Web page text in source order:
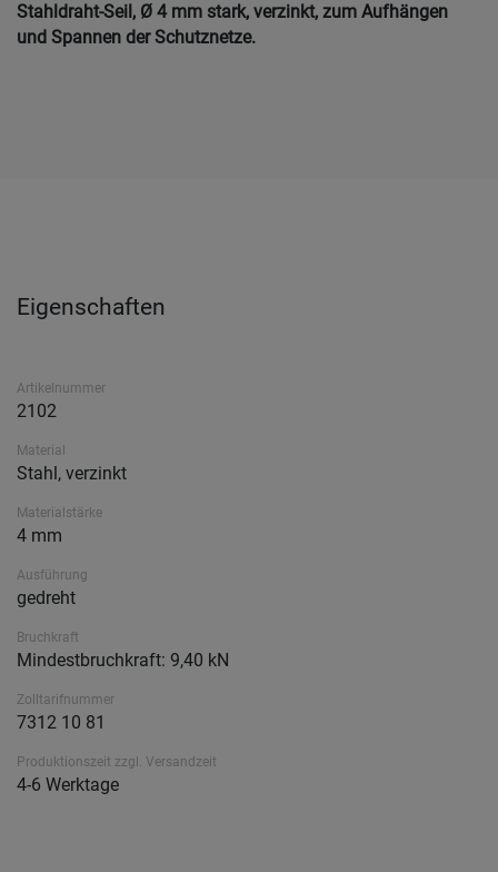
Stahldraht-Seil, Ø 4 mm stark, verzinkt, zum Aufhängen
und Spannen der Schutznetze.
Eigenschaften
Artikelnummer
2102
Material
Stahl, verzinkt
Materialstärke
4 mm
Ausführung
gedreht
Bruchkraft
Mindestbruchkraft: 9,40 kN
Zolltarifnummer
7312 10 81
Produktionszeit zzgl. Versandzeit
4-6 Werktage